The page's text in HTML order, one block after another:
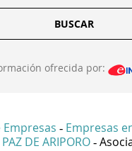
BUSCAR
ofrecida por:
- Empresas
DE ARIPORO -